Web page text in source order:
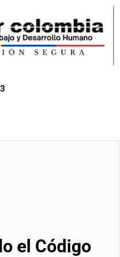
el Código